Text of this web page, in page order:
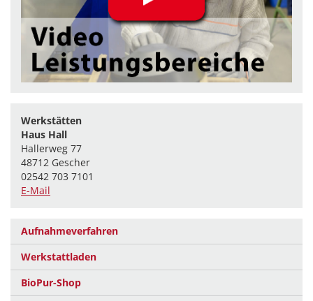
Werkstätten
Haus Hall
Hallerweg 77
48712 Gescher
02542 703 7101
E-Mail
Aufnahmeverfahren
Werkstattladen
BioPur-Shop